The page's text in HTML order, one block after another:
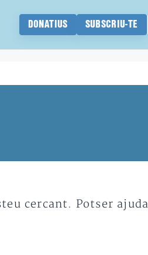
DONATIUS SUBSCRIU-TE
cercant. Potser